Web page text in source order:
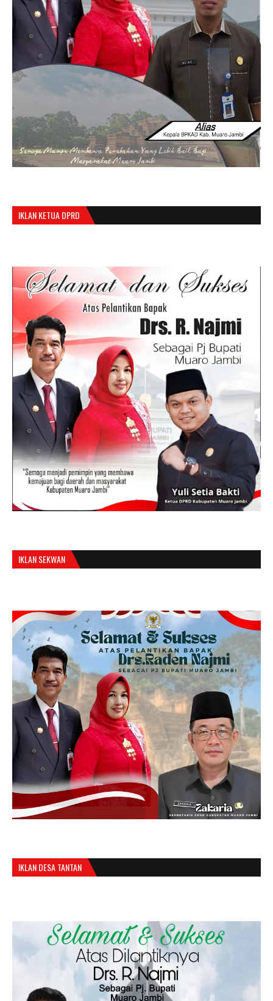
IKLAN KETUA DPRD
IKLAN SEKWAN
IKLAN DESA TANTAN